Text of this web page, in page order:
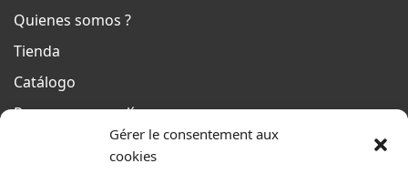
Gérer le consentement aux
cookies
Quienes somos ?
Tienda
Catálogo
Pago seguro en línea
Condiciones generales de venta